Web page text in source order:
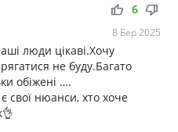
thumb_up thumb_down
6
8 Бер 2025
люди цікаві.Хочу
не буду.Багато
обіжені ….
свої нюанси, хто хоче